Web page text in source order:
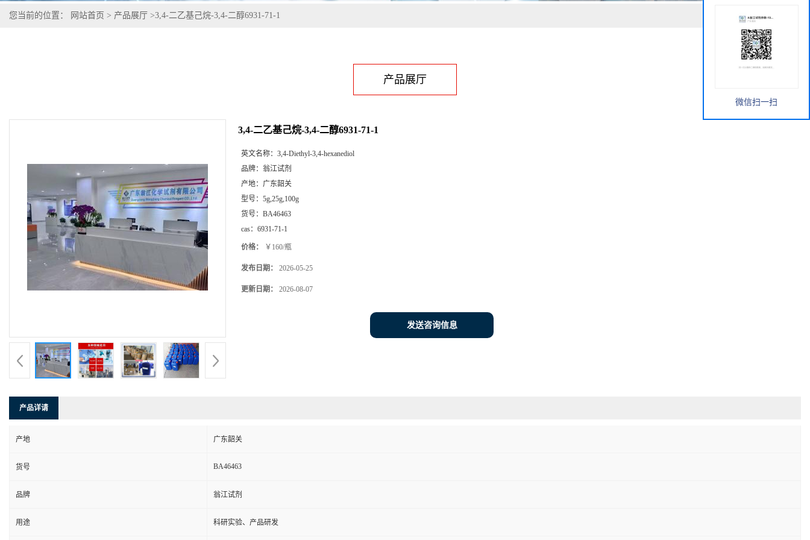
您当前的位置： 网站首页 > 产品展厅 >3,4-二乙基己烷-3,4-二醇6931-71-1
产品展厅
3,4-二乙基己烷-3,4-二醇6931-71-1
英文名称： 3,4-Diethyl-3,4-hexanediol
品牌： 翁江试剂
产地： 广东韶关
型号： 5g,25g,100g
货号： BA46463
cas： 6931-71-1
价格： ￥160/瓶
发布日期： 2026-05-25
更新日期： 2026-08-07
发送咨询信息
产品详请
产地 广东韶关
货号 BA46463
品牌 翁江试剂
用途 科研实验、产品研发
微信扫一扫